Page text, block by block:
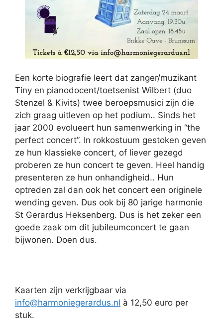
Een korte biografie leert dat zanger/muzikant
Tiny en pianodocent/toetsenist Wilbert (duo
Stenzel & Kivits) twee beroepsmusici zijn die
zich graag uitleven op het podium.. Sinds het
jaar 2000 evolueert hun samenwerking in “the
perfect concert”. In rokkostuum gestoken geven
ze hun klassieke concert, of liever gezegd
proberen ze hun concert te geven. Heel handig
presenteren ze hun onhandigheid.. Hun
optreden zal dan ook het concert een originele
wending geven. Dus ook bij 80 jarige harmonie
St Gerardus Heksenberg. Dus is het zeker een
goede zaak om dit jubileumconcert te gaan
bijwonen. Doen dus.
Kaarten zijn verkrijgbaar via
info@harmoniegerardus.nl à 12,50 euro per
stuk.